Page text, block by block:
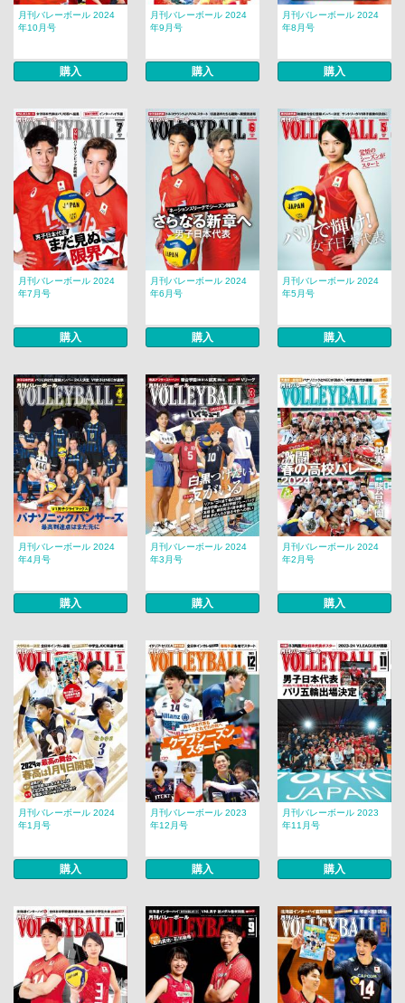
月刊バレーボール 2024
年10月号
購入
月刊バレーボール 2024
年9月号
購入
月刊バレーボール 2024
年8月号
購入
月刊バレーボール 2024
年7月号
購入
月刊バレーボール 2024
年6月号
購入
月刊バレーボール 2024
年5月号
購入
月刊バレーボール 2024
年4月号
購入
月刊バレーボール 2024
年3月号
購入
月刊バレーボール 2024
年2月号
購入
月刊バレーボール 2024
年1月号
購入
月刊バレーボール 2023
年12月号
購入
月刊バレーボール 2023
年11月号
購入